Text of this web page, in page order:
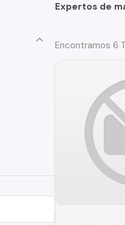
Expertos de
Encontramos 6